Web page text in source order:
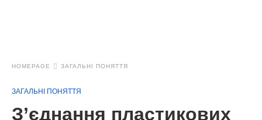
HOMEPAGE ЗАГАЛЬНІ ПОНЯТТЯ
ЗАГАЛЬНІ ПОНЯТТЯ
З’єднання пластикових